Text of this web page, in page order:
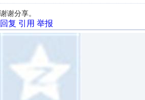
谢谢分享。
回复 引用 举报